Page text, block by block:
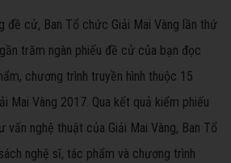
đề cử, Ban Tổ chức Giải Mai Vàng lần thứ
trăm ngàn phiếu đề cử của bạn đọc
chương trình truyền hình thuộc 15
Mai Vàng 2017. Qua kết quả kiểm phiếu
vấn nghệ thuật của Giải Mai Vàng, Ban Tổ
nghệ sĩ, tác phẩm và chương trình